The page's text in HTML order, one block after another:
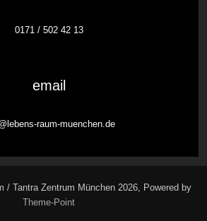
0171 / 502 42 13
email
raum-muenchen.de
/ Tantra Zentrum München 2026, Powered by
Theme-Point